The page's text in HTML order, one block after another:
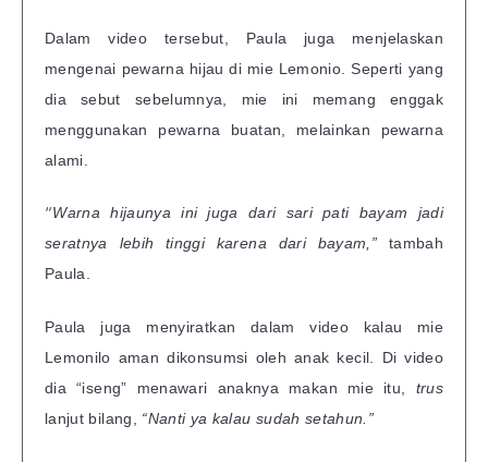
Dalam video tersebut, Paula juga menjelaskan
mengenai pewarna hijau di mie Lemonio. Seperti yang
dia sebut sebelumnya, mie ini memang enggak
menggunakan pewarna buatan, melainkan pewarna
alami.
“Warna hijaunya ini juga dari sari pati bayam jadi
seratnya lebih tinggi karena dari bayam,” tambah
Paula.
Paula juga menyiratkan dalam video kalau mie
Lemonilo aman dikonsumsi oleh anak kecil. Di video
dia “iseng” menawari anaknya makan mie itu, trus
lanjut bilang, “Nanti ya kalau sudah setahun.”